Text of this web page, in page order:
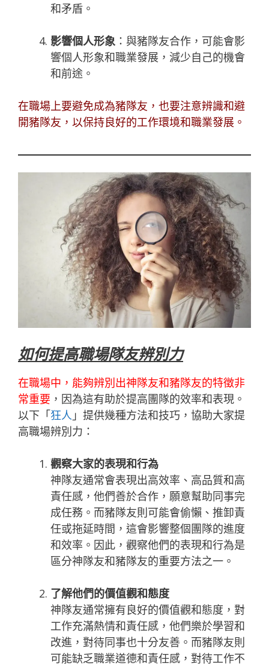
和矛盾。
影響個人形象 ：與豬隊友合作，可能會影
響個人形象和職業發展，減少自己的機會
和前途。
在職場上要避免成為豬隊友，也要注意辨識和避
開豬隊友，以保持良好的工作環境和職業發展。
如何提高職場隊友辨別力
在職場中，能夠辨別出神隊友和豬隊友的特徵非
常重要 ，因為這有助於提高團隊的效率和表現。
以下「狂人 」提供幾種方法和技巧，協助大家提
高職場辨別力：
觀察大家的表現和行為
神隊友通常會表現出高效率、高品質和高
責任感，他們善於合作，願意幫助同事完
成任務。而豬隊友則可能會偷懶、推卸責
任或拖延時間，這會影響整個團隊的進度
和效率。因此，觀察他們的表現和行為是
區分神隊友和豬隊友的重要方法之一。
了解他們的價值觀和態度
神隊友通常擁有良好的價值觀和態度，對
工作充滿熱情和責任感，他們樂於學習和
改進，對待同事也十分友善。而豬隊友則
可能缺乏職業道德和責任感，對待工作不